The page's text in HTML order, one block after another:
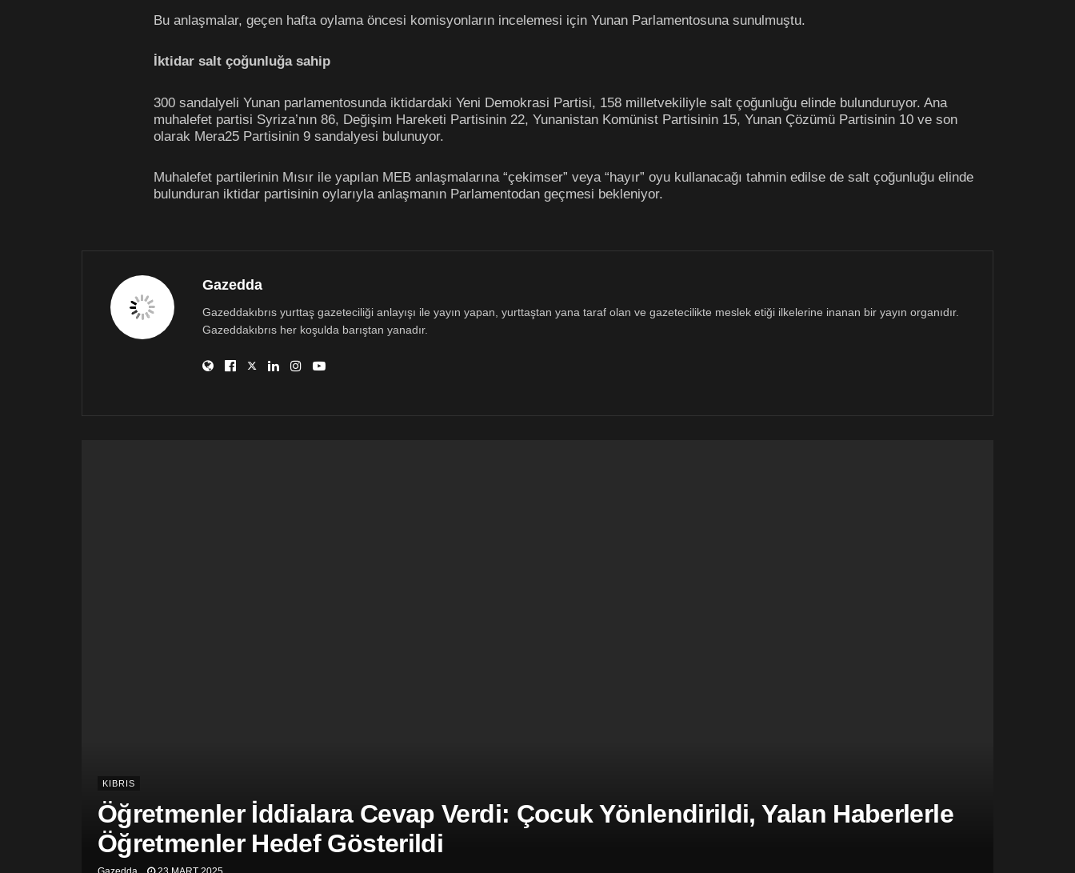
Bu anlaşmalar, geçen hafta oylama öncesi komisyonların incelemesi için Yunan Parlamentosuna sunulmuştu.
İktidar salt çoğunluğa sahip
300 sandalyeli Yunan parlamentosunda iktidardaki Yeni Demokrasi Partisi, 158 milletvekiliyle salt çoğunluğu elinde bulunduruyor. Ana
muhalefet partisi Syriza’nın 86, Değişim Hareketi Partisinin 22, Yunanistan Komünist Partisinin 15, Yunan Çözümü Partisinin 10 ve son
olarak Mera25 Partisinin 9 sandalyesi bulunuyor.
Muhalefet partilerinin Mısır ile yapılan MEB anlaşmalarına “çekimser” veya “hayır” oyu kullanacağı tahmin edilse de salt çoğunluğu elinde
bulunduran iktidar partisinin oylarıyla anlaşmanın Parlamentodan geçmesi bekleniyor.
Gazedda
Gazeddakıbrıs yurttaş gazeteciliği anlayışı ile yayın yapan, yurttaştan yana taraf olan ve gazetecilikte meslek etiği ilkelerine inanan bir yayın organıdır.
Gazeddakıbrıs her koşulda barıştan yanadır.
KIBRIS
Öğretmenler İddialara Cevap Verdi: Çocuk Yönlendirildi, Yalan Haberlerle
Öğretmenler Hedef Gösterildi